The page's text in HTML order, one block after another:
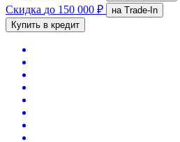
Скидка до 150 000 ₽
на Trade-In
Купить в кредит